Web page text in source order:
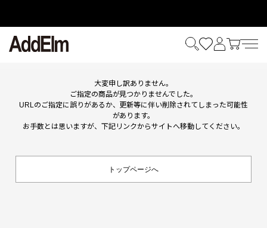
HOME ITEM
大変申し訳ありません。
ご指定の商品が見つかりませんでした。
URLのご指定に誤りがあるか、更新等に伴い削除されてしまった可能性
があります。
お手数とは思いますが、下記リンクからサイトへ移動してください。
トップページへ